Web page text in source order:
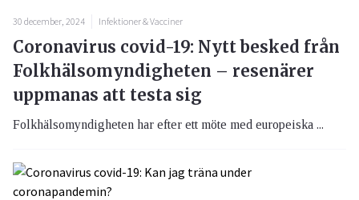
30 december, 2024 Infektioner & Vacciner
Coronavirus covid-19: Nytt besked från
Folkhälsomyndigheten – resenärer
uppmanas att testa sig
Folkhälsomyndigheten har efter ett möte med europeiska ...